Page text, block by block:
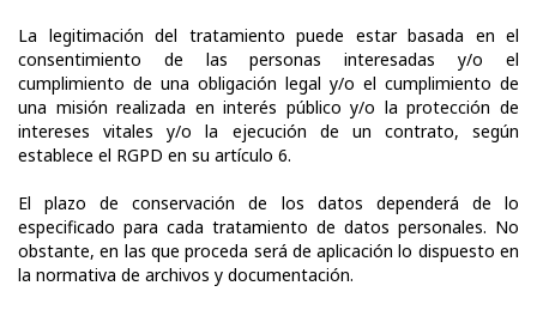
La legitimación del tratamiento puede estar basada en el
consentimiento de las personas interesadas y/o el
cumplimiento de una obligación legal y/o el cumplimiento de
una misión realizada en interés público y/o la protección de
intereses vitales y/o la ejecución de un contrato, según
establece el RGPD en su artículo 6.
El plazo de conservación de los datos dependerá de lo
especificado para cada tratamiento de datos personales. No
obstante, en las que proceda será de aplicación lo dispuesto en
la normativa de archivos y documentación.